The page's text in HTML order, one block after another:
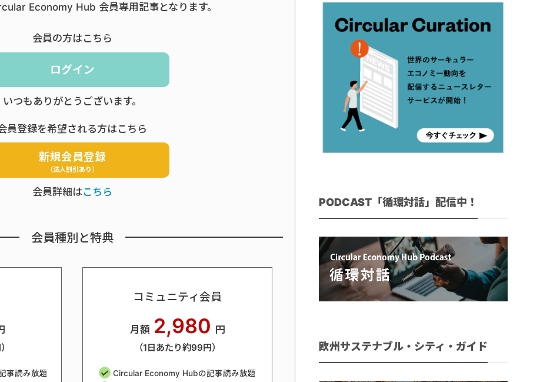
Economy Hub 会員専用記事となります。
会員の方はこちら
ログイン
いつもありがとうございます。
員登録を希望される方はこちら
新規会員登録
（法人割引あり）
会員詳細はこちら
会員種別と特典
事読み放題
コミュニティ会員
月額 2,980 円
（1日あたり約99円）
Circular Economy Hubの記事読み放題
PODCAST「循環対話」配信中！
欧州サステナブル・シティ・ガイド